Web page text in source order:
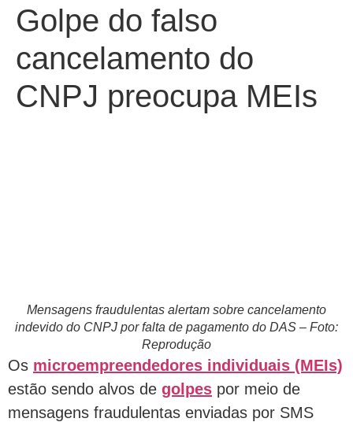
Golpe do falso
cancelamento do
CNPJ preocupa MEIs
Mensagens fraudulentas alertam sobre cancelamento
indevido do CNPJ por falta de pagamento do DAS – Foto:
Reprodução
Os microempreendedores individuais (MEIs)
estão sendo alvos de golpes por meio de
mensagens fraudulentas enviadas por SMS